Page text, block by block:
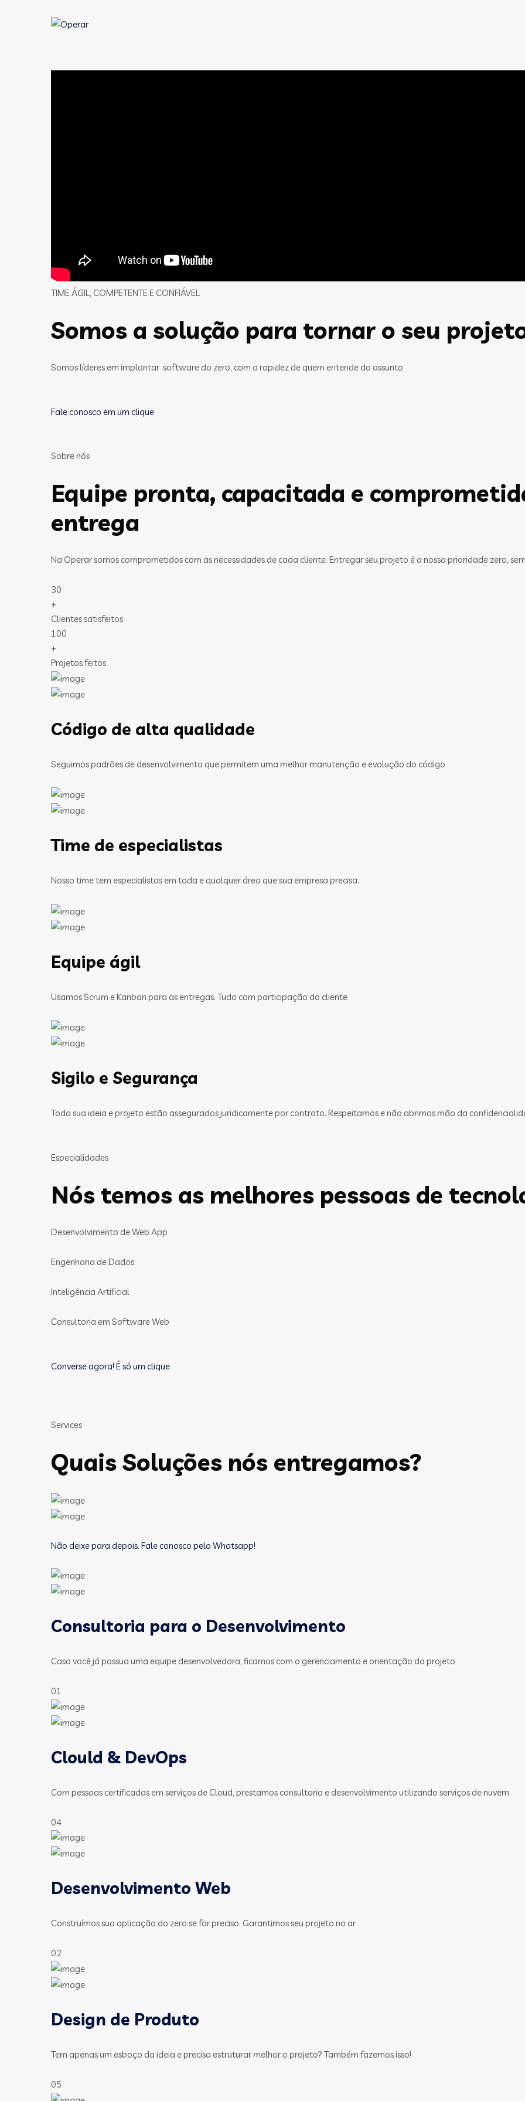
TIME ÁGIL, COMPETENTE E CONFIÁVEL
Somos a solução para tornar o seu
Somos líderes em implantar software do zero, com a rapidez de quem entende do assunto
Fale conosco em um clique
Sobre nós
Equipe pronta, capacitada e
entrega
Na Operar somos comprometidos com as necessidades de cada cliente. Entregar seu projeto é a nossa prioridade zero,
30
+
Clientes satisfeitos
100
+
Projetos feitos
Código de alta qualidade
Seguimos padrões de desenvolvimento que permitem uma melhor manutenção e evolução do código
Time de especialistas
Nosso time tem especialistas em toda e qualquer área que sua empresa precisa.
Equipe ágil
Usamos Scrum e Kanban para as entregas. Tudo com participação do cliente
Sigilo e Segurança
Toda sua ideia e projeto estão assegurados juridicamente por contrato. Respeitamos e não abrimos mão da
Especialidades
Nós temos as melhores pessoas de
Desenvolvimento de Web App
Engenharia de Dados
Inteligência Artificial
Consultoria em Software Web
Converse agora! É só um clique
Services
Quais Soluções nós entregamos?
Não deixe para depois. Fale conosco pelo Whatsapp!
Consultoria para o Desenvolvimento
Caso você já possua uma equipe desenvolvedora, ficamos com o gerenciamento e orientação do projeto
01
Clould & DevOps
Com pessoas certificadas em serviços de Cloud, prestamos consultoria e desenvolvimento utilizando serviços de nuvem
04
Desenvolvimento Web
Construímos sua aplicação do zero se for preciso. Garantimos seu projeto no ar
02
Design de Produto
Tem apenas um esboço da ideia e precisa estruturar melhor o projeto? Também fazemos isso!
05